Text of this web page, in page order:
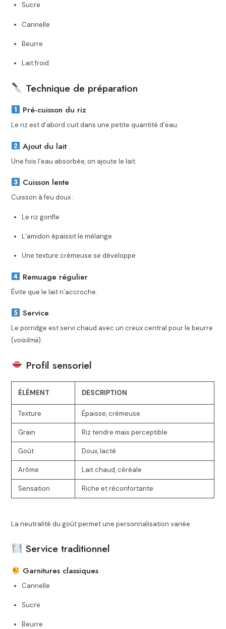
Sucre
Cannelle
Beurre
Lait froid
Technique de préparation
Pré-cuisson du riz
Le riz est d’abord cuit dans une petite quantité d’eau.
Ajout du lait
Une fois l’eau absorbée, on ajoute le lait.
Cuisson lente
Cuisson à feu doux :
Le riz gonfle
L’amidon épaissit le mélange
Une texture crémeuse se développe
Remuage régulier
Évite que le lait n’accroche.
Service
Le porridge est servi chaud avec un creux central pour le beurre
(voisilmä).
Profil sensoriel
ÉLÉMENT DESCRIPTION
Texture Épaisse, crémeuse
Grain Riz tendre mais perceptible
Goût Doux, lacté
Arôme Lait chaud, céréale
Sensation Riche et réconfortante
La neutralité du goût permet une personnalisation variée.
Service traditionnel
Garnitures classiques
Cannelle
Sucre
Beurre